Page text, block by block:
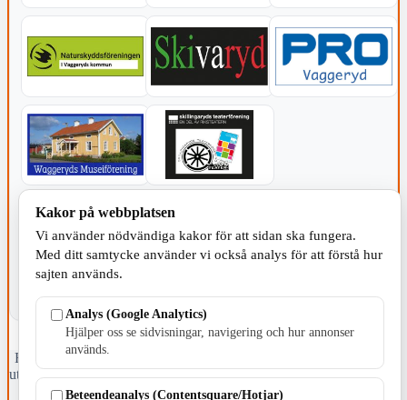
KOMMUNEN
Fristående webbtidningsföretag grundat 1991 som sedan 2002 ger
ut tidningen Skillingaryd.nu och 2010 lanserades Värnamo.nu. Från
april 2026 omfattar Skillingaryd.nu tre kommuner: Gnosjö,
Kakor på webbplatsen
Vi använder nödvändiga kakor för att sidan ska fungera.
Med ditt samtycke använder vi också analys för att förstå hur
sajten används.
Analys (Google Analytics)
Hjälper oss se sidvisningar, navigering och hur annonser
används.
Beteendeanalys (Contentsquare/Hotjar)